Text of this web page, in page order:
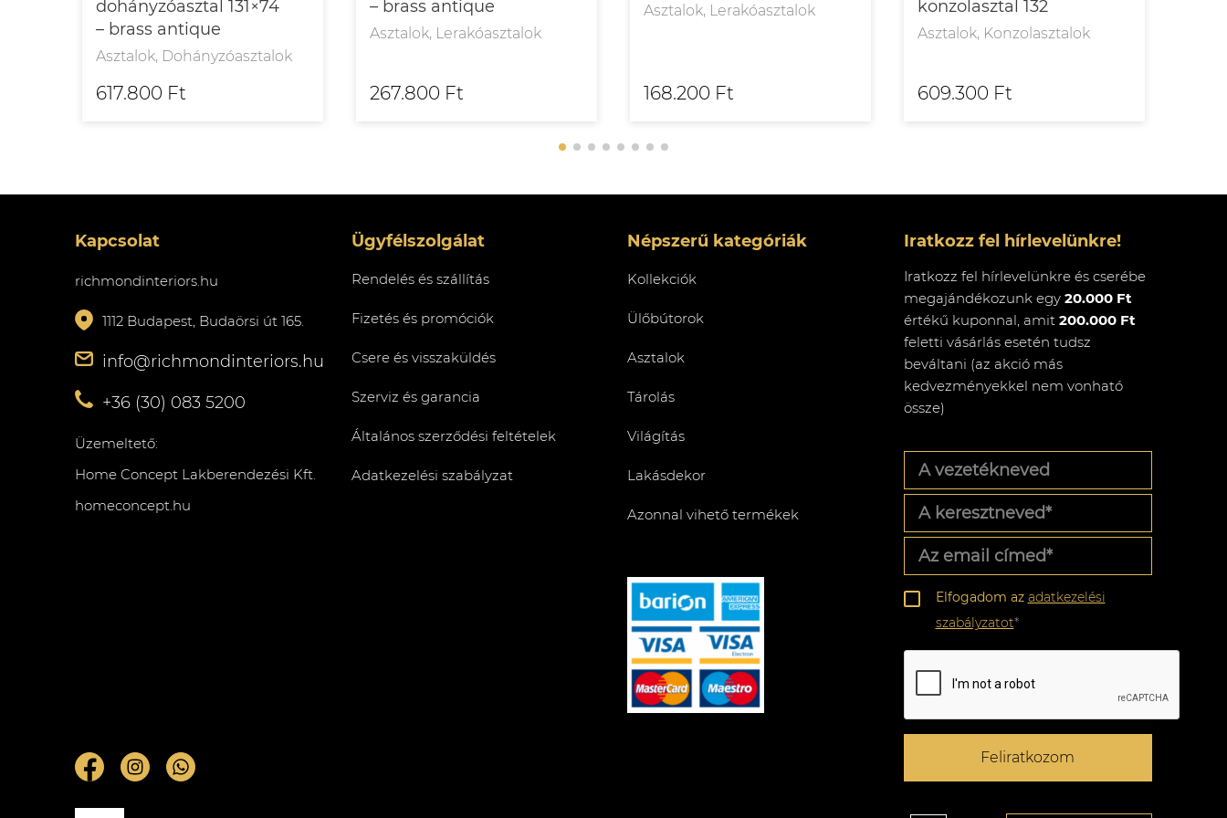
dohányzóasztal 131×74
– brass antique
Asztalok, Dohányzóasztalok
617.800 Ft
– brass antique
Asztalok, Lerakóasztalok
267.800 Ft
Asztalok, Lerakóasztalok
168.200 Ft
konzolasztal 132
Asztalok, Konzolasztalok
609.300 Ft
Kapcsolat
richmondinteriors.hu
1112 Budapest, Budaörsi út 165.
info@richmondinteriors.hu
+36 (30) 083 5200
Üzemeltető:
Home Concept Lakberendezési Kft.
homeconcept.hu
Ügyfélszolgálat
Rendelés és szállítás
Fizetés és promóciók
Csere és visszaküldés
Szerviz és garancia
Általános szerződési feltételek
Adatkezelési szabályzat
Népszerű kategóriák
Kollekciók
Ülőbútorok
Asztalok
Tárolás
Világítás
Lakásdekor
Azonnal vihető termékek
Iratkozz fel hírlevelünkre!
Iratkozz fel hírlevelünkre és cserébe
megajándékozunk egy 20.000 Ft
értékű kuponnal, amit200.000 Ft
feletti vásárlás esetén tudsz
beváltani (az akció más
kedvezményekkel nem vonható
össze)
vezetékneved
keresztneved*
email
címed*
Adatkezelési
szabályzat*
Elfogadom az adatkezelési
szabályzatot*
CAPTCHA
Feliratkozom